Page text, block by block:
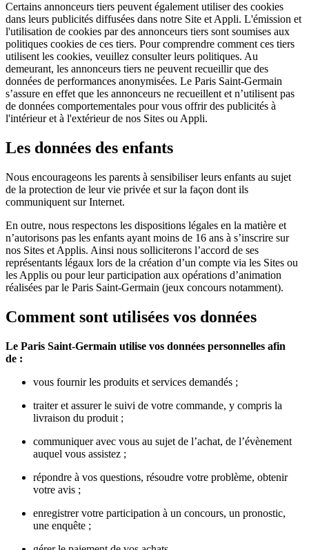
Certains annonceurs tiers peuvent également utiliser des cookies
dans leurs publicités diffusées dans notre Site et Appli. L'émission et
l'utilisation de cookies par des annonceurs tiers sont soumises aux
politiques cookies de ces tiers. Pour comprendre comment ces tiers
utilisent les cookies, veuillez consulter leurs politiques. Au
demeurant, les annonceurs tiers ne peuvent recueillir que des
données de performances anonymisées. Le Paris Saint-Germain
s’assure en effet que les annonceurs ne recueillent et n’utilisent pas
de données comportementales pour vous offrir des publicités à
l'intérieur et à l'extérieur de nos Sites ou Appli.
Les données des enfants
Nous encourageons les parents à sensibiliser leurs enfants au sujet
de la protection de leur vie privée et sur la façon dont ils
communiquent sur Internet.
En outre, nous respectons les dispositions légales en la matière et
n’autorisons pas les enfants ayant moins de 16 ans à s’inscrire sur
nos Sites et Applis. Ainsi nous solliciterons l’accord de ses
représentants légaux lors de la création d’un compte via les Sites ou
les Applis ou pour leur participation aux opérations d’animation
réalisées par le Paris Saint-Germain (jeux concours notamment).
Comment sont utilisées vos données
Le Paris Saint-Germain utilise vos données personnelles afin
de :
vous fournir les produits et services demandés ;
traiter et assurer le suivi de votre commande, y compris la
livraison du produit ;
communiquer avec vous au sujet de l’achat, de l’évènement
auquel vous assistez ;
répondre à vos questions, résoudre votre problème, obtenir
votre avis ;
enregistrer votre participation à un concours, un pronostic,
une enquête ;